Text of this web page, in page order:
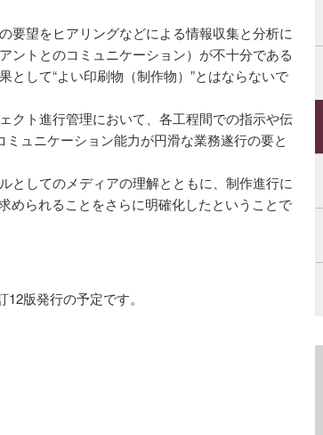
要望をヒアリングなどによる情報収集と分析に
ントとのコミュニケーション）が不十分である
として“よい印刷物（制作物）”とはならないで
クト進行管理において、各工程間での指示や伝
ュニケーション能力が円滑な業務遂行の要と
としてのメディアの理解とともに、制作進行に
められることをさらに明確化したということで
版発行の予定です。